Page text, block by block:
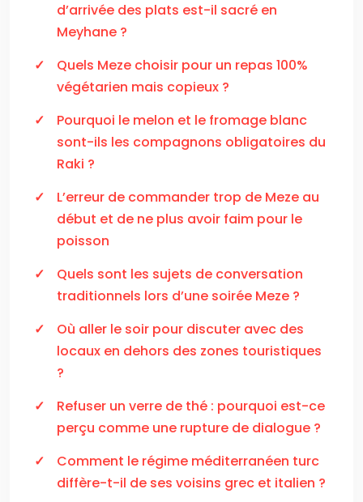
d’arrivée des plats est-il sacré en
Meyhane ?
Quels Meze choisir pour un repas 100%
végétarien mais copieux ?
Pourquoi le melon et le fromage blanc
sont-ils les compagnons obligatoires du
Raki ?
L’erreur de commander trop de Meze au
début et de ne plus avoir faim pour le
poisson
Quels sont les sujets de conversation
traditionnels lors d’une soirée Meze ?
Où aller le soir pour discuter avec des
locaux en dehors des zones touristiques
?
Refuser un verre de thé : pourquoi est-ce
perçu comme une rupture de dialogue ?
Comment le régime méditerranéen turc
diffère-t-il de ses voisins grec et italien ?